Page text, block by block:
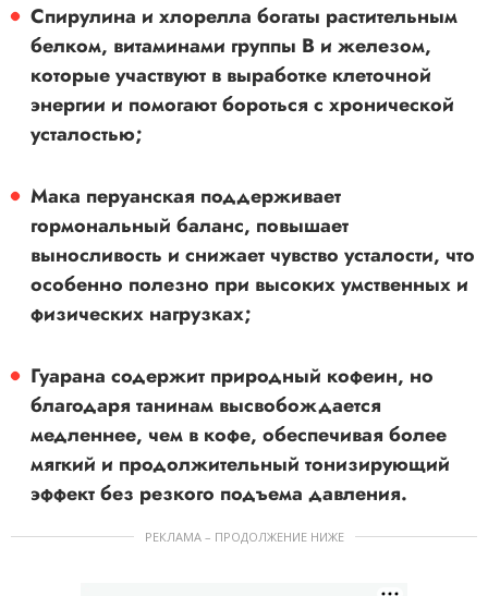
Спирулина и хлорелла богаты растительным
белком, витаминами группы B и железом,
которые участвуют в выработке клеточной
энергии и помогают бороться с хронической
усталостью;
Мака перуанская поддерживает
гормональный баланс, повышает
выносливость и снижает чувство усталости, что
особенно полезно при высоких умственных и
физических нагрузках;
Гуарана содержит природный кофеин, но
благодаря танинам высвобождается
медленнее, чем в кофе, обеспечивая более
мягкий и продолжительный тонизирующий
эффект без резкого подъема давления.
РЕКЛАМА – ПРОДОЛЖЕНИЕ НИЖЕ